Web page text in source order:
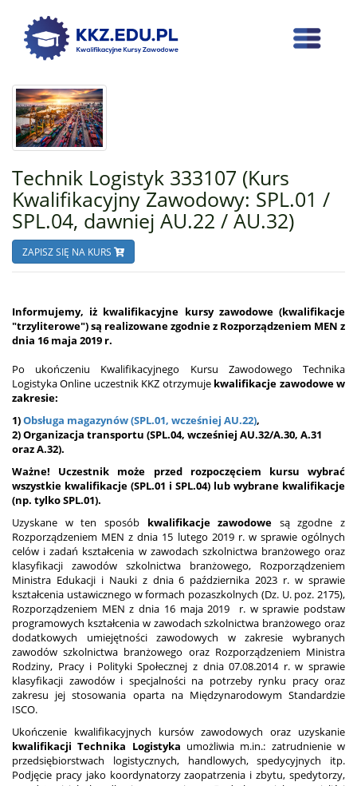
Technik Logistyk 333107 (Kurs
Kwalifikacyjny Zawodowy: SPL.01 /
SPL.04, dawniej AU.22 / AU.32)
ZAPISZ SIĘ NA KURS
Informujemy, iż kwalifikacyjne kursy zawodowe (kwalifikacje
"trzyliterowe") są realizowane zgodnie z Rozporządzeniem MEN z
dnia 16 maja 2019 r.
Po ukończeniu Kwalifikacyjnego Kursu Zawodowego Technika
Logistyka Online uczestnik KKZ otrzymuje kwalifikacje zawodowe w
zakresie:
1)Obsługa magazynów (SPL.01, wcześniej AU.22),
2) Organizacja transportu (SPL.04, wcześniej AU.32/A.30, A.31
oraz A.32).
Ważne! Uczestnik może przed rozpoczęciem kursu wybrać
wszystkie kwalifikacje (SPL.01 i SPL.04) lub wybrane kwalifikacje
(np. tylkoSPL.01).
Uzyskane w ten sposób kwalifikacje zawodowe są zgodne z
Rozporządzeniem MEN z dnia 15 lutego 2019 r. w sprawie ogólnych
celów i zadań kształcenia w zawodach szkolnictwa branżowego oraz
klasyfikacji zawodów szkolnictwa branżowego, Rozporządzeniem
Ministra Edukacji i Nauki z dnia 6 października 2023 r. w sprawie
kształcenia ustawicznego w formach pozaszkolnych (Dz. U. poz. 2175),
Rozporządzeniem MEN z dnia 16 maja 2019 r. w sprawie podstaw
programowych kształcenia w zawodach szkolnictwa branżowego oraz
dodatkowych umiejętności zawodowych w zakresie wybranych
zawodów szkolnictwa branżowego oraz Rozporządzeniem Ministra
Rodziny, Pracy i Polityki Społecznej z dnia 07.08.2014 r. w sprawie
klasyfikacji zawodów i specjalności na potrzeby rynku pracy oraz
zakresu jej stosowania oparta na Międzynarodowym Standardzie
ISCO.
Ukończenie kwalifikacyjnych kursów zawodowych oraz uzyskanie
kwalifikacji Technika Logistyka umożliwia m.in.: zatrudnienie w
przedsiębiorstwach logistycznych, handlowych, spedycyjnych itp.
Podjęcie pracy jako koordynatorzy zaopatrzenia i zbytu, spedytorzy,